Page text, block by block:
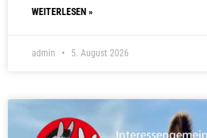
WEITERLESEN »
admin 5. August 2026